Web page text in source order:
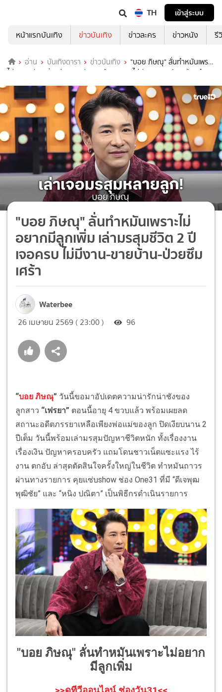
TH
เข้าสู่ระบบ
หน้าแรกบันเทิง
ข่าวบันเทิง ข่าวละคร ข่าวหนัง รี
อ่าน บันเทิงดารา ข่าวบันเทิง
"บอย ภิษณุ" ลั่นทำหมันเพราะ
ไม่อยากมีลูกเพิ่ม เล่ามรสุมชีวิต 2 ปี เจอครบ ไม่มีงาน-ขายบ้าน-ป่วยซึม
"บอย ภิษณุ" ลั่นทำหมันเพราะไม่
อยากมีลูกเพิ่ม เล่ามรสุมชีวิต 2 ปี
เจอครบ ไม่มีงาน-ขายบ้าน-ป่วยซึม
เศร้า
Waterbee
26 เมษายน 2569 ( 23:00 ) 96
“บอย ภิษณุ” วันนี้ขอมาอัปเดตความน่ารักน่าชังของ
ลูกสาว “เฟรยา” ตอนนี้อายุ 4 ขวบแล้ว พร้อมเผยลด
สถานะอดีตภรรยาเหลือเพียงพ่อแม่ของลูก ปิดเงียบนาน 2
ปีเต็ม วันนี้พร้อมเล่ามรสุมปัญหาชีวิตหนัก ทั้งเรื่องงาน
เรื่องเงิน ปัญหาครอบครัว แถมโดนชาวเน็ตแซะแรง ไร้
งาน ตกอับ ล่าสุดตัดสินใจครั้งใหญ่ในชีวิต ทำหมันถาวร
ผ่านทางรายการ คุยแซ่บshow ช่อง One31 ที่มี “ดีเจพุฒ
พุฒิชัย” และ “หนิง ปณิตา” เป็นพิธีกรดำเนินรายการ
"บอย ภิษณุ" ลั่นทำหมันเพราะไม่อยาก
มีลูกเพิ่ม